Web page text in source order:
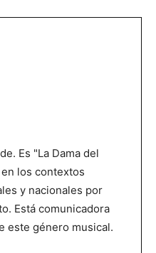
Es "La Dama del
los contextos
y nacionales por
Está comunicadora
este género musical.